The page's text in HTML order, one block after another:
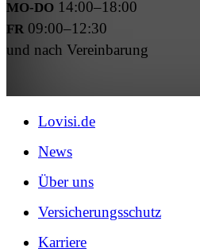
MO-DO 14:00–18:00
FR 09:00–12:30
und nach Vereinbarung
CloseLovisi.de
News
Über uns
Versicherungs­schutz
Karriere